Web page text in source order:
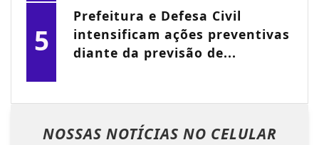
5
Prefeitura e Defesa Civil
intensificam ações preventivas
diante da previsão de...
NOSSAS NOTÍCIAS NO CELULAR